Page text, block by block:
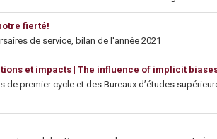
fierté!
de service, bilan de l'année 2021
et impacts | The influence of implicit
premier cycle et des Bureaux d’études